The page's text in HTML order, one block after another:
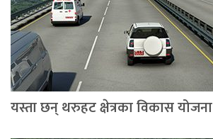
यस्ता छन् थरुहट क्षेत्रका विकास योजना